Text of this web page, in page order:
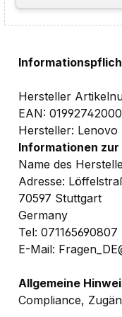
10.9-16.3 x 315.9 x
Garantie:
(beinhaltet u.a.
0,5t CO2-
Bilder und
Wir bitten
WorkStation
Ihrem Lenovo
Hersteller
EAN:
Hersteller: Lenovo
Informationen
Name des
Adresse:
70597 Stuttgart
Germany
Tel: 071165690807
E-Mail:
Allgemeine
Compliance,